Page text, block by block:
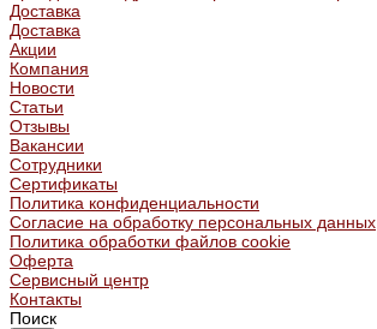
Доставка
Доставка
Акции
Компания
Новости
Статьи
Отзывы
Вакансии
Сотрудники
Сертификаты
Политика конфиденциальности
Согласие на обработку персональных данных
Политика обработки файлов cookie
Оферта
Сервисный центр
Контакты
Поиск